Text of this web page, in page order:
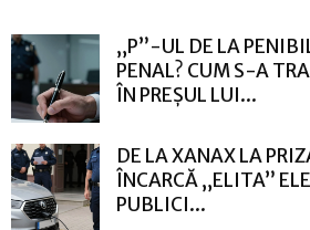
„P”-UL DE LA
PENAL? CUM S-A
ÎN PREȘUL LUI...
DE LA XANAX LA
ÎNCARCĂ „ELITA”
PUBLICI...